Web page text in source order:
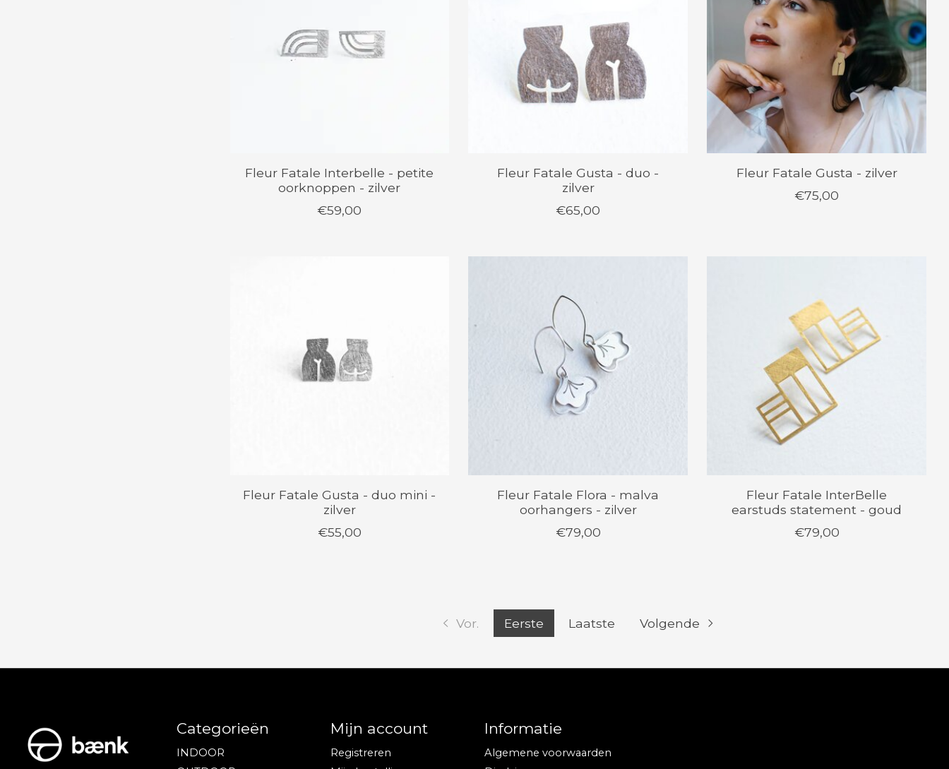
Fleur Fatale Interbelle - petite
oorknoppen - zilver
€59,00
Fleur Fatale Gusta - duo -
zilver
€65,00
Fleur Fatale Gusta - zilver
€75,00
Fleur Fatale Gusta - duo mini -
zilver
€55,00
Fleur Fatale Flora - malva
oorhangers - zilver
€79,00
Fleur Fatale InterBelle
earstuds statement - goud
€79,00
Vor. Eerste Laatste Volgende
Categorieën
INDOOR
Mijn account
Registreren
Informatie
Algemene voorwaarden